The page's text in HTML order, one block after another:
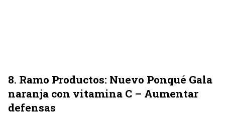
8. Ramo Productos: Nuevo Ponqué Gala
naranja con vitamina C – Aumentar
defensas